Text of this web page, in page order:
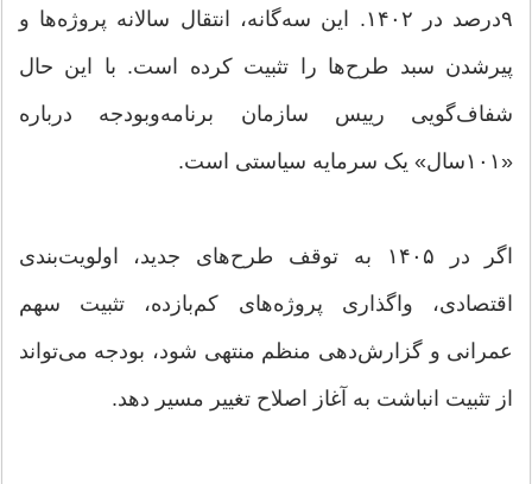
۹‌درصد در ۱۴۰۲. این سه‌گانه، انتقال سالانه پروژه‌ها و
پیرشدن سبد طرح‌ها را تثبیت کرده است. با این حال
شفاف‌گویی رییس سازمان برنامه‌وبودجه درباره
«۱۰۱سال» یک سرمایه سیاستی است.
اگر در ۱۴۰۵ به توقف طرح‌های جدید، اولویت‌بندی
اقتصادی، واگذاری پروژه‌های کم‌بازده، تثبیت سهم
عمرانی و گزارش‌دهی منظم منتهی شود، بودجه می‌تواند
از تثبیت انباشت به آغاز اصلاح تغییر مسیر دهد.